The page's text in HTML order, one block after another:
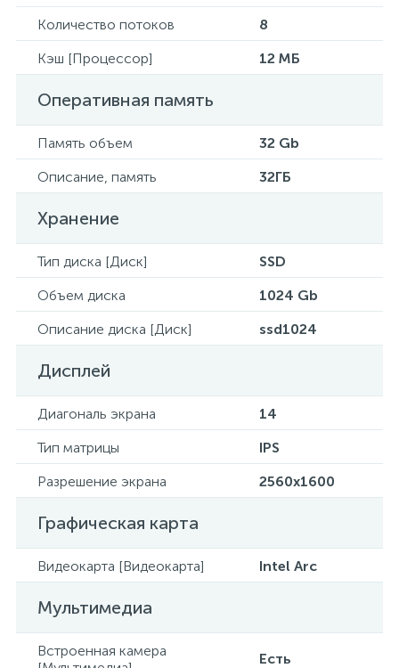
Количество потоков
8
Кэш [Процессор]
12 МБ
Оперативная память
Память объем
32 Gb
Описание, память
32ГБ
Хранение
Тип диска [Диск]
SSD
Объем диска
1024 Gb
Описание диска [Диск]
ssd1024
Дисплей
Диагональ экрана
14
Тип матрицы
IPS
Разрешение экрана
2560x1600
Графическая карта
Видеокарта [Видеокарта] Intel Arc
Мультимедиа
Встроенная камера
Есть